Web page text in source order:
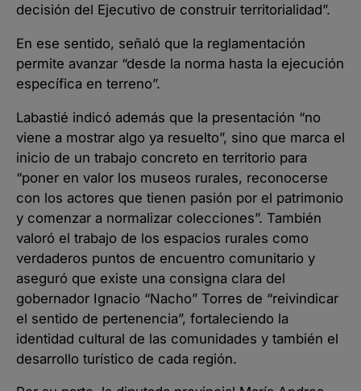
decisión del Ejecutivo de construir territorialidad”.
En ese sentido, señaló que la reglamentación
permite avanzar “desde la norma hasta la ejecución
específica en terreno”.
Labastié indicó además que la presentación “no
viene a mostrar algo ya resuelto”, sino que marca el
inicio de un trabajo concreto en territorio para
“poner en valor los museos rurales, reconocerse
con los actores que tienen pasión por el patrimonio
y comenzar a normalizar colecciones”. También
valoró el trabajo de los espacios rurales como
verdaderos puntos de encuentro comunitario y
aseguró que existe una consigna clara del
gobernador Ignacio “Nacho” Torres de “reivindicar
el sentido de pertenencia”, fortaleciendo la
identidad cultural de las comunidades y también el
desarrollo turístico de cada región.